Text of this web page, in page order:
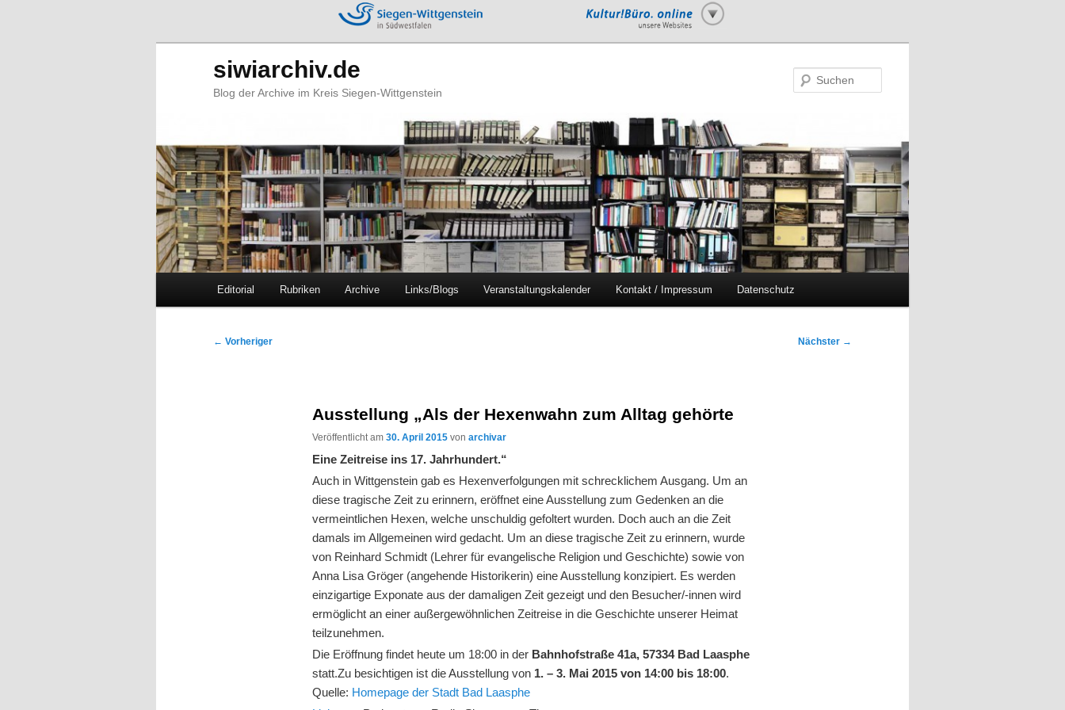
siwiarchiv.de
Blog der Archive im Kreis Siegen-Wittgenstein
Zum
Zum
Editorial Rubriken Archive Links/Blogs Veranstaltungskalender Kontakt / Impressum Datenschutz
Beitragsnavigation
← Vorheriger Nächster →
Ausstellung „Als der Hexenwahn zum Alltag gehörte
Veröffentlicht am30. April 2015 vonarchivar
Eine Zeitreise ins 17. Jahrhundert.“
Auch in Wittgenstein gab es Hexenverfolgungen mit schrecklichem Ausgang. Um an
diese tragische Zeit zu erinnern, eröffnet eine Ausstellung zum Gedenken an die
vermeintlichen Hexen, welche unschuldig gefoltert wurden. Doch auch an die Zeit
damals im Allgemeinen wird gedacht. Um an diese tragische Zeit zu erinnern, wurde
von Reinhard Schmidt (Lehrer für evangelische Religion und Geschichte) sowie von
Anna Lisa Gröger (angehende Historikerin) eine Ausstellung konzipiert. Es werden
einzigartige Exponate aus der damaligen Zeit gezeigt und den Besucher/-innen wird
ermöglicht an einer außergewöhnlichen Zeitreise in die Geschichte unserer Heimat
teilzunehmen.
Die Eröffnung findet heute um 18:00 in der Bahnhofstraße 41a, 57334 Bad Laasphe
statt.Zu besichtigen ist die Ausstellung von 1. – 3. Mai 2015 von 14:00 bis 18:00.
Quelle: Homepage der Stadt Bad Laasphe